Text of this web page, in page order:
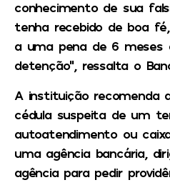
conhecimento de sua
tenha recebido de boa
a uma pena de 6 meses
detenção”, ressalta o
A instituição recomenda
cédula suspeita de um
autoatendimento ou
uma agência bancária,
agência para pedir